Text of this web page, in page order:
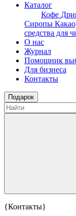
Каталог
Кофе
Сиропы
средства для
О нас
Журнал
Помощник
Для бизнеса
Контакты
Подарок
{Контакты}